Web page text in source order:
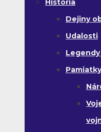
História
Dejiny
Udalosti